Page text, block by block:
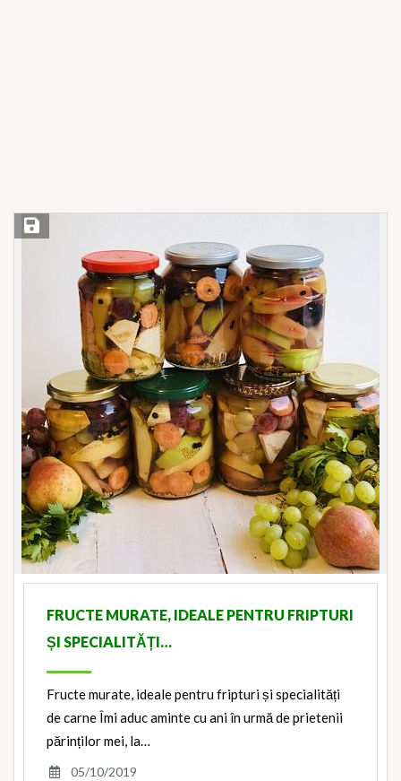
Save Recipe
FRUCTE MURATE, IDEALE PENTRU FRIPTURI
ȘI SPECIALITĂȚI…
Fructe murate, ideale pentru fripturi și specialități
de carne Îmi aduc aminte cu ani în urmă de prietenii
părinților mei, la…
05/10/2019